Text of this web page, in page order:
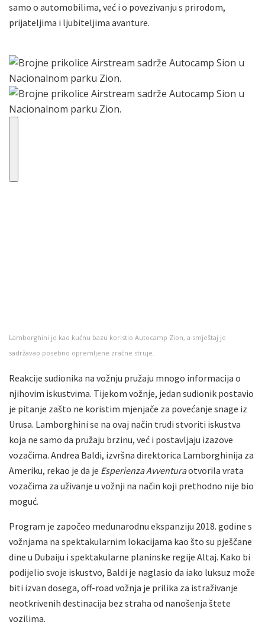
samo o automobilima, već i o povezivanju s prirodom,
prijateljima i ljubiteljima avanture.
Lamborghini je kao kućnu bazu koristio Autocamp Zion, a smještaj je
sadržavao posebno opremljene zračne struje.
Reakcije sudionika na vožnju pružaju mnogo informacija o
njihovim iskustvima. Tijekom vožnje, jedan sudionik postavio
je pitanje zašto ne koristim mjenjače za povećanje snage iz
Urusa. Lamborghini se na ovaj način trudi stvoriti iskustva
koja ne samo da pružaju brzinu, već i postavljaju izazove
vozačima. Andrea Baldi, izvršna direktorica Lamborghinija za
Ameriku, rekao je da je Esperienza Avventuraotvorila vrata
vozačima za uživanje u vožnji na način koji prethodno nije bio
moguć.
Program je započeo međunarodnu ekspanziju 2018. godine s
vožnjama na spektakularnim lokacijama kao što su pješčane
dine u Dubaiju i spektakularne planinske regije Altaj. Kako bi
podijelio svoje iskustvo, Baldi je naglasio da iako luksuz može
biti izvan dosega, off-road vožnja je prilika za istraživanje
neotkrivenih destinacija bez straha od nanošenja štete
vozilima.